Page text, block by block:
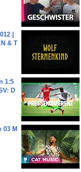
|
& T
1:5
D
03 M